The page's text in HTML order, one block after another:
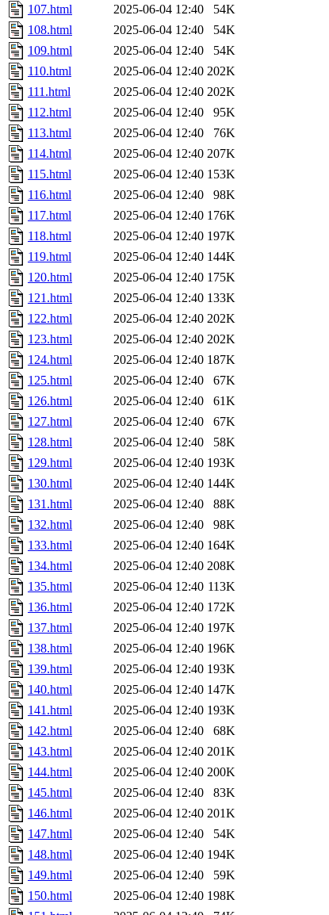
107.html
2025-06-04 12:40
54K
108.html
2025-06-04 12:40
54K
109.html
2025-06-04 12:40
54K
110.html
2025-06-04 12:40 202K
111.html
2025-06-04 12:40 202K
112.html
2025-06-04 12:40
95K
113.html
2025-06-04 12:40
76K
114.html
2025-06-04 12:40 207K
115.html
2025-06-04 12:40 153K
116.html
2025-06-04 12:40
98K
117.html
2025-06-04 12:40 176K
118.html
2025-06-04 12:40 197K
119.html
2025-06-04 12:40 144K
120.html
2025-06-04 12:40 175K
121.html
2025-06-04 12:40 133K
122.html
2025-06-04 12:40 202K
123.html
2025-06-04 12:40 202K
124.html
2025-06-04 12:40 187K
125.html
2025-06-04 12:40
67K
126.html
2025-06-04 12:40
61K
127.html
2025-06-04 12:40
67K
128.html
2025-06-04 12:40
58K
129.html
2025-06-04 12:40 193K
130.html
2025-06-04 12:40 144K
131.html
2025-06-04 12:40
88K
132.html
2025-06-04 12:40
98K
133.html
2025-06-04 12:40 164K
134.html
2025-06-04 12:40 208K
135.html
2025-06-04 12:40 113K
136.html
2025-06-04 12:40 172K
137.html
2025-06-04 12:40 197K
138.html
2025-06-04 12:40 196K
139.html
2025-06-04 12:40 193K
140.html
2025-06-04 12:40 147K
141.html
2025-06-04 12:40 193K
142.html
2025-06-04 12:40
68K
143.html
2025-06-04 12:40 201K
144.html
2025-06-04 12:40 200K
145.html
2025-06-04 12:40
83K
146.html
2025-06-04 12:40 201K
147.html
2025-06-04 12:40
54K
148.html
2025-06-04 12:40 194K
149.html
2025-06-04 12:40
59K
150.html
2025-06-04 12:40 198K